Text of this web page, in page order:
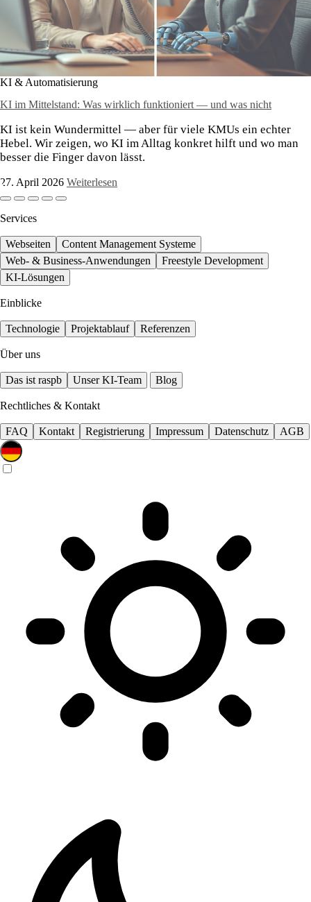
KI & Automatisierung
KI im Mittelstand: Was wirklich funktioniert — und was nicht
KI ist kein Wundermittel — aber für viele KMUs ein echter
Hebel. Wir zeigen, wo KI im Alltag konkret hilft und wo man
besser die Finger davon lässt.
27. April 2026 Weiterlesen
Services
Webseiten
Content Management Systeme
Web- & Business-Anwendungen
Freestyle Development
KI-Lösungen
Einblicke
Technologie Projektablauf Referenzen
Über uns
Das ist raspb Unser KI-Team Blog
Rechtliches & Kontakt
FAQ Kontakt Registrierung Impressum Datenschutz AGB